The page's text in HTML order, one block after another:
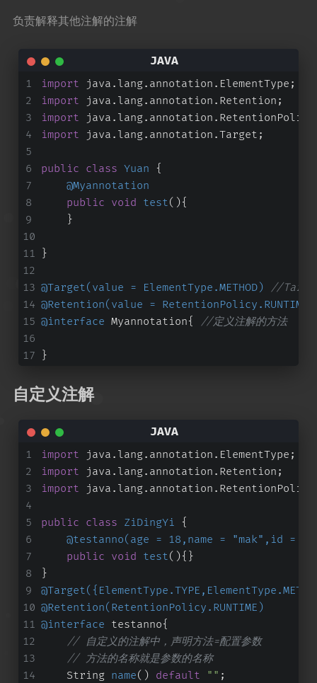
负责解释其他注解的注解
import java.lang.annotation.ElementType;
import java.lang.annotation.Retention;
import
import java.lang.annotation.Target;
public class Yuan {
@Myannotation
public void test(){
    }
}
@Target(value = ElementType.METHOD) //Target
@Retention(value = RetentionPolicy.RUNTIME)
@interface Myannotation{ //定义注解的方法
}
自定义注解
import java.lang.annotation.ElementType;
import java.lang.annotation.Retention;
import
public class ZiDingYi {
@testanno(age = 18,name = "mak",id =
public void test(){}
}
@Retention(RetentionPolicy.RUNTIME)
@interface testanno{
// 自定义的注解中，声明方法=配置参数
// 方法的名称就是参数的名称
    String
name() default "" ;